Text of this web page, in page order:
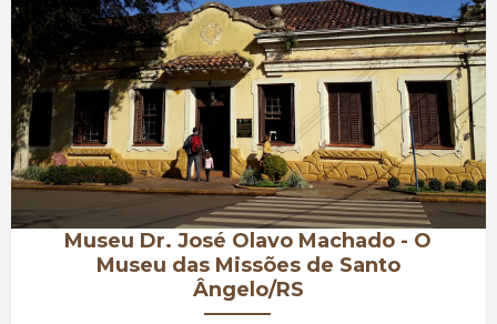
Museu Dr. José Olavo Machado - O
Museu das Missões de Santo
Ângelo/RS